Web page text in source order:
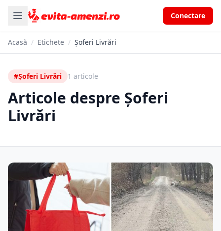
Conectare
Acasă / Etichete / Șoferi Livrări
#Șoferi Livrări 1 articole
Articole despre Șoferi
Livrări